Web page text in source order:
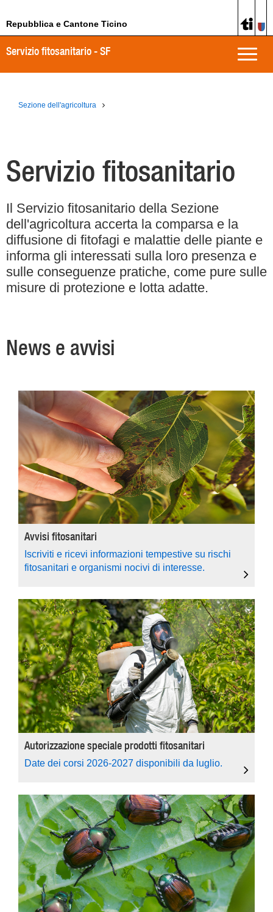
Repubblica e Cantone Ticino
Toggle
Servizio fitosanitario - SF
Sezione dell'agricoltura
Servizio fitosanitario
Il Servizio fitosanitario della Sezione
dell'agricoltura accerta la comparsa e la
diffusione di fitofagi e malattie delle piante e
informa gli interessati sulla loro presenza e
sulle conseguenze pratiche, come pure sulle
misure di protezione e lotta adatte.
News e avvisi
Avvisi fitosanitari
Iscriviti e ricevi informazioni tempestive su rischi
fitosanitari e organismi nocivi di interesse.
Autorizzazione speciale prodotti fitosanitari
Date dei corsi 2026-2027 disponibili da luglio.